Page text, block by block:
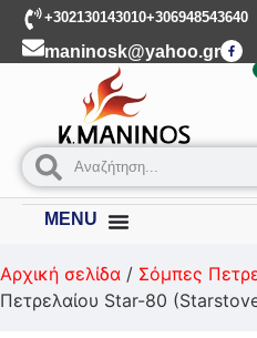
+302130143010+306948543640
maninosk@yahoo.gr
MENU
Αρχική σελίδα / Σόμπες
Πετρελαίου Star-80